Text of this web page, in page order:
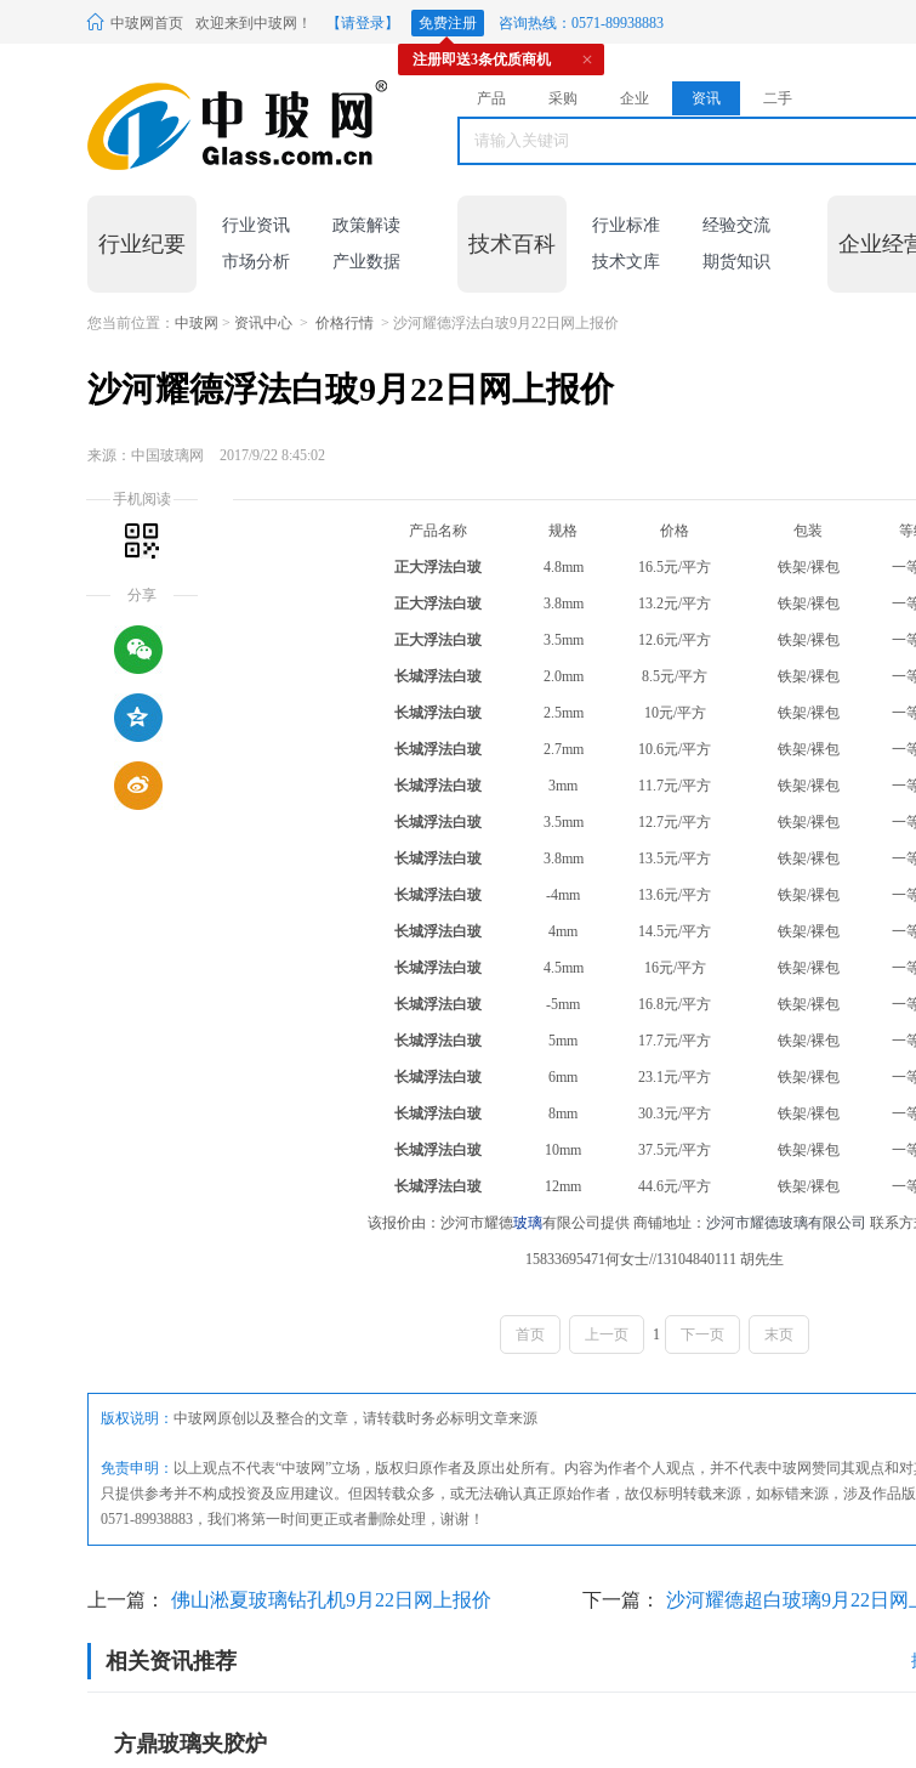
中玻网首页 欢迎来到中玻网！ 【请登录】 免费注册 咨询热线：0571-89938883
注册即送3条优质商机
产品 采购 企业 资讯 二手
行业纪要
行业资讯
政策解读
市场分析
产业数据
技术百科
行业标准
经验交流
技术文库
期货知识
企业经
您当前位置： 中玻网 > 资讯中心 > 价格行情 > 沙河耀德浮法白玻9月22日网上报价
手机阅读
分享
沙河耀德浮法白玻9月22日网上报价
来源：中国玻璃网 2017/9/22 8:45:02
产品名称 规格 价格 包装 等
正大浮法白玻 4.8mm 16.5元/平方 铁架/裸包 一
正大浮法白玻 3.8mm 13.2元/平方 铁架/裸包 一
正大浮法白玻 3.5mm 12.6元/平方 铁架/裸包 一
长城浮法白玻 2.0mm 8.5元/平方 铁架/裸包 一
长城浮法白玻 2.5mm 10元/平方 铁架/裸包 一
长城浮法白玻 2.7mm 10.6元/平方 铁架/裸包 一
长城浮法白玻 3mm 11.7元/平方 铁架/裸包 一
长城浮法白玻 3.5mm 12.7元/平方 铁架/裸包 一
长城浮法白玻 3.8mm 13.5元/平方 铁架/裸包 一
长城浮法白玻 -4mm 13.6元/平方 铁架/裸包 一
长城浮法白玻 4mm 14.5元/平方 铁架/裸包 一
长城浮法白玻 4.5mm 16元/平方 铁架/裸包 一
长城浮法白玻 -5mm 16.8元/平方 铁架/裸包 一
长城浮法白玻 5mm 17.7元/平方 铁架/裸包 一
长城浮法白玻 6mm 23.1元/平方 铁架/裸包 一
长城浮法白玻 8mm 30.3元/平方 铁架/裸包 一
长城浮法白玻 10mm 37.5元/平方 铁架/裸包 一
长城浮法白玻 12mm 44.6元/平方 铁架/裸包 一
该报价由：沙河市耀德玻璃有限公司提供 商铺地址： 沙河市耀德玻璃有限公司 联系方
15833695471何女士//13104840111 胡先生
首页 上一页 1 下一页 末页
版权说明： 中玻网原创以及整合的文章，请转载时务必标明文章来源
免责申明： 以上观点不代表“中玻网”立场，版权归原作者及原出处所有。内容为作者个人观点，并不代表中玻网赞同其观点和
只提供参考并不构成投资及应用建议。但因转载众多，或无法确认真正原始作者，故仅标明转载来源，如标错来源，涉及作品
0571-89938883，我们将第一时间更正或者删除处理，谢谢！
上一篇： 佛山淞夏玻璃钻孔机9月22日网上报价 下一篇： 沙河耀德超白玻璃9月22日网
相关资讯推荐
方鼎玻璃夹胶炉